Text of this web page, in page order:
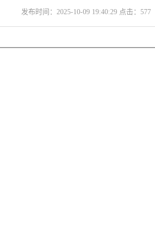
发布时间：2025-10-09 19:40:29 点击： 577